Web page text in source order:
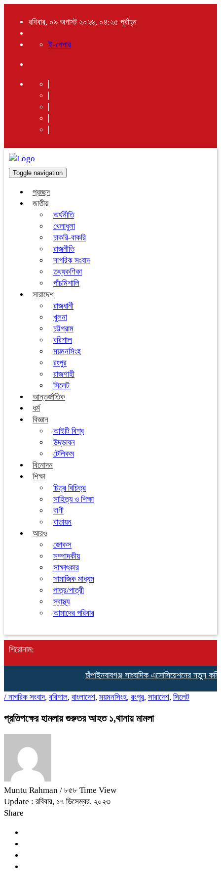
রবিবার, ০৯ অগাস্ট ২০২৬, ০৪:২৫ পূর্বাহ্ন
ই-পেপার
Toggle navigation
প্রচ্ছদ
জাতীয়
অর্থনীতি
খেলাধুলা
চাকরি-বাকরি
রাজনীতি
নাগরিক সংবাদ
তথ্যকণিকা
পাঁচমিশালি
সারাদেশ
রাজধানী
খুলনা
চট্টগ্রাম
বরিশাল
ময়মনসিংহ
রংপুর
রাজশাহী
সিলেট
আন্তর্জাতিক
ধর্ম
বিজ্ঞান
আইটি বিশ্ব
উদ্ভাবন
টেলিকম
বিনোদন
শিক্ষা
চিত্র বিচিত্র
সাহিত্য ও শিক্ষা
বাণী
বাতায়ন
আরও
জোকস
সম্পাদকীয়
সাক্ষাৎকার
সামাজিক মাধ্যম
পাত্র/পাত্রী
স্বাস্থ্য
আমাদের পরিবার
শিরোনাম:
চাঁপাইনবাবগঞ্জ সাংবাদিক এসোসিয়েশনের নতুন
/ নাগরিক সংবাদ, বরিশাল, বাংলাদেশ, ময়মনসিংহ, রংপুর, সারাদেশ, সিলেট
প্রতিপক্ষের হামলায় গুরুতর আহত ১,থানায় মামলা
Muntu Rahman / ৮৫৮ Time View
Update : রবিবার, ১৭ ডিসেম্বর, ২০২৩
Share